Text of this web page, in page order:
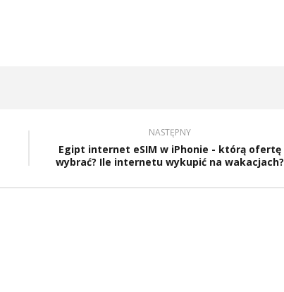
NASTĘPNY
Egipt internet eSIM w iPhonie - którą ofertę
wybrać? Ile internetu wykupić na wakacjach?